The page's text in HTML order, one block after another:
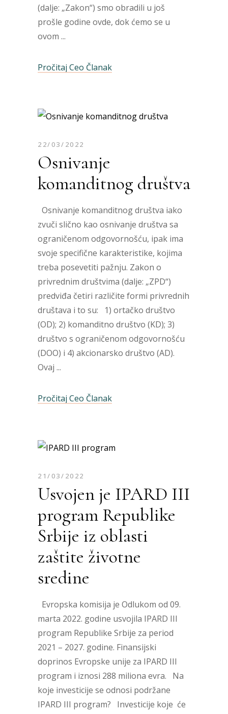
(dalje: „Zakon“) smo obradili u još
prošle godine ovde, dok ćemo se u
ovom
Pročitaj Ceo Članak
22/03/2022
Osnivanje
komanditnog društva
Osnivanje komanditnog društva iako
zvuči slično kao osnivanje društva sa
ograničenom odgovornošću, ipak ima
svoje specifične karakteristike, kojima
treba posevetiti pažnju. Zakon o
privrednim društvima (dalje: „ZPD“)
predviđa četiri različite formi privrednih
društava i to su: 1) ortačko društvo
(OD); 2) komanditno društvo (KD); 3)
društvo s ograničenom odgovornošću
(DOO) i 4) akcionarsko društvo (AD).
Ovaj
Pročitaj Ceo Članak
21/03/2022
Usvojen je IPARD III
program Republike
Srbije iz oblasti
zaštite životne
sredine
Evropska komisija je Odlukom od 09.
marta 2022. godine usvojila IPARD III
program Republike Srbije za period
2021 – 2027. godine. Finansijski
doprinos Evropske unije za IPARD III
program i iznosi 288 miliona evra. Na
koje investicije se odnosi podržane
IPARD III program? Investicije koje će